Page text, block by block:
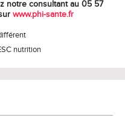
notre consultant au 05 57
www.phi-sante.fr
nutrition